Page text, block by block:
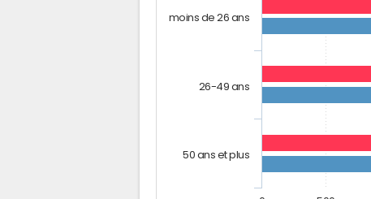
moins de 26 ans
26-49 ans
50 ans et plus